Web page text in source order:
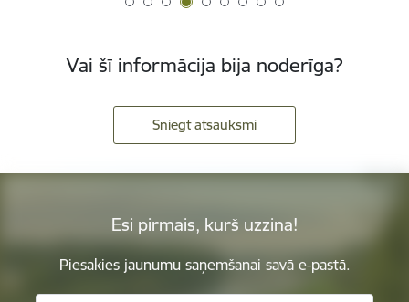
Vai šī informācija bija noderīga?
Sniegt atsauksmi
Esi pirmais, kurš uzzina!
Piesakies jaunumu saņemšanai savā e-pastā.